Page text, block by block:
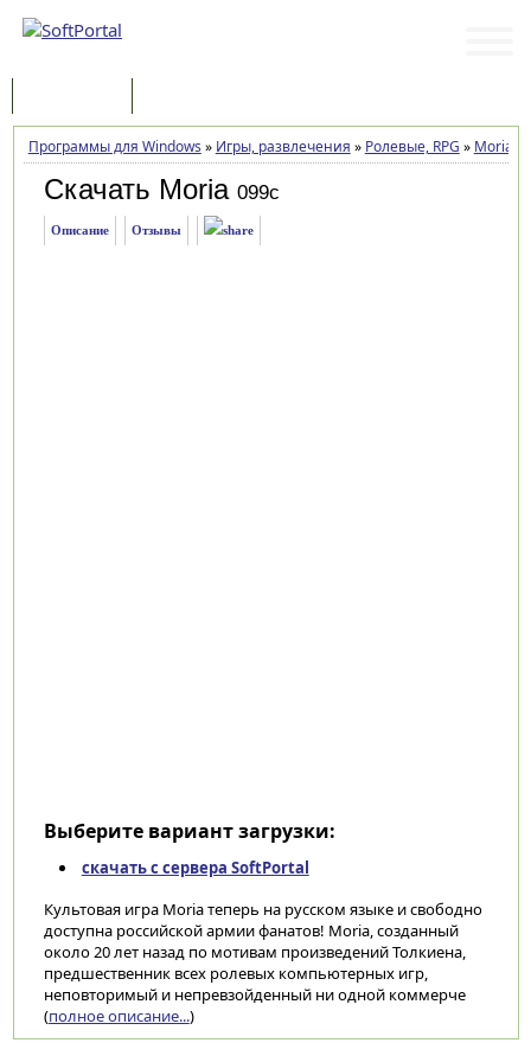
Программы для Windows » Игры, развлечения » Ролевые, RPG » Moria
Скачать Moria 099c
Описание Отзывы
Выберите вариант загрузки:
скачать с сервера SoftPortal
Культовая игра Moria теперь на русском языке и свободно
доступна российской армии фанатов! Moria, созданный
около 20 лет назад по мотивам произведений Толкиена,
предшественник всех ролевых компьютерных игр,
неповторимый и непревзойденный ни одной коммерче
(полное описание...)